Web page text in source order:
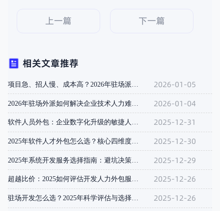
上一篇 下一篇
相关文章推荐
2026-01-05
2026-01-04
软件人员外包：企业数字化升级的敏捷人才解决方案 2025-12-31
2025-12-30
2025-12-29
超越比价：2025如何评估开发人力外包服务的真实交付能力？ 2025-12-26
2025-12-26